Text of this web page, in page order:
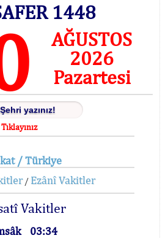
1448
AĞUSTOS
2026
Pazartesi
/ Türkiye
/ Ezânî Vakitler
Vakitler
03:34